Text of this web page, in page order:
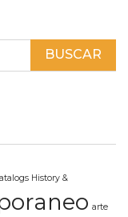
History &
arte